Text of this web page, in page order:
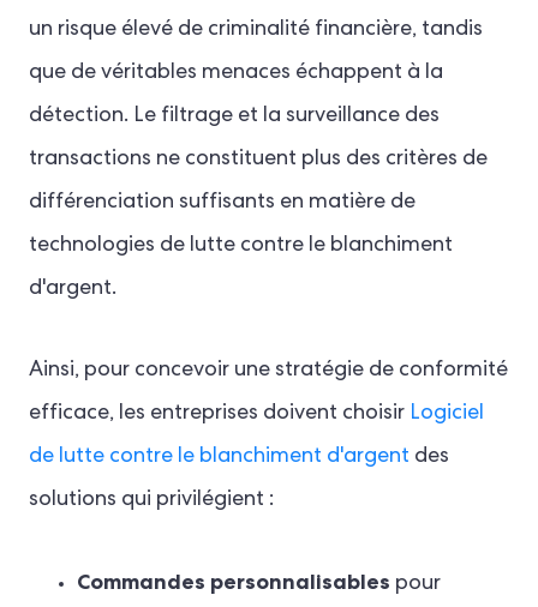
un risque élevé de criminalité financière, tandis
que de véritables menaces échappent à la
détection. Le filtrage et la surveillance des
transactions ne constituent plus des critères de
différenciation suffisants en matière de
technologies de lutte contre le blanchiment
d'argent.
Ainsi, pour concevoir une stratégie de conformité
efficace, les entreprises doivent choisir Logiciel
de lutte contre le blanchiment d'argent des
solutions qui privilégient :
Commandes personnalisables pour